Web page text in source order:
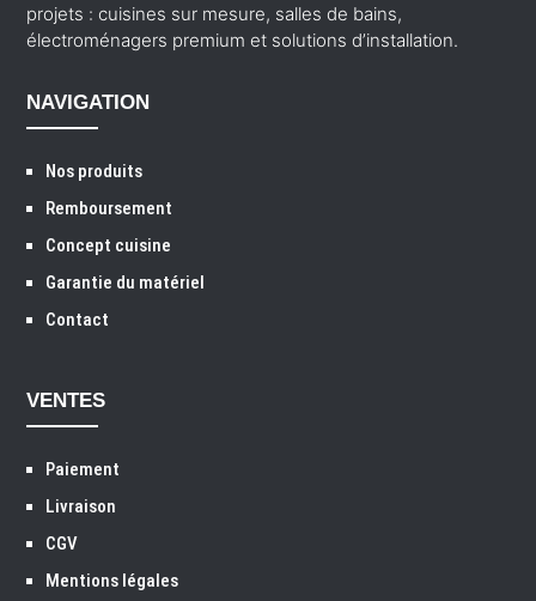
projets : cuisines sur mesure, salles de bains,
électroménagers premium et solutions d’installation.
NAVIGATION
Nos produits
Remboursement
Concept cuisine
Garantie du matériel
Contact
VENTES
Paiement
Livraison
CGV
Mentions légales